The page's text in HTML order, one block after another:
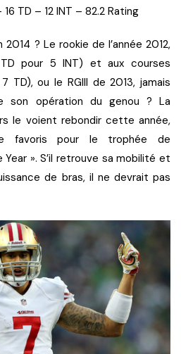
TD – 12 INT – 82.2 Rating
2014 ? Le rookie de l’année 2012,
pour 5 INT) et aux courses
TD), ou le RGIII de 2013, jamais
son opération du genou ? La
le voient rebondir cette année,
favoris pour le trophée de
». S’il retrouve sa mobilité et
de bras, il ne devrait pas